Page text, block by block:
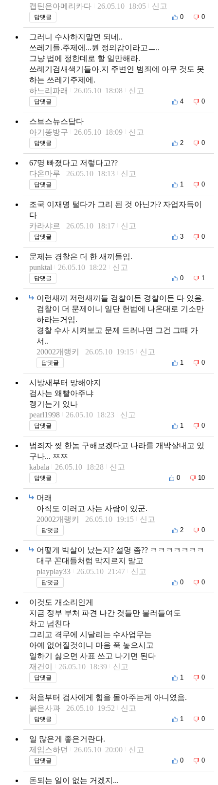
캡틴은아메리카다 26.05.10 18:05 신고
답댓글 0 0
그러니 수사하지말면 되네..
쓰레기들.주제에...뭔 정의감이라고ㅡ..
그냥 법에 정한데로 할 일만해라.
쓰레기검새색기들아.지 주변인 범죄에 아무 것도 못
하는 쓰레기주제에.
하느리파래
26.05.10 18:08 신고
답댓글 4 0
스브스뉴스답다
아기똥방구
26.05.10 18:09 신고
답댓글 2 0
67명 빠졌다고 저렇다고??
다온마루
26.05.10 18:13 신고
답댓글 1 0
조국 이재명 털다가 그리 된 것 아닌가? 자업자득이
다
카라샤르
26.05.10 18:17 신고
답댓글 3 0
문제는 경찰은 더 한 새끼들임.
punktal
26.05.10 18:22 신고
답댓글 0 1
이런새끼 저런새끼들 검찰이든 경찰이든 다 있음.
검찰이 더 문제이니 일단 헌법에 나온대로 기소만
하라는거임.
경찰 수사 시켜보고 문제 드러나면 그건 그때 가
서..
20002개랭키
26.05.10 19:15 신고
답댓글 1 0
시방새부터 망해야지
검사는 왜빨아주냐
켕기는거 있나
pearl1998
26.05.10 18:23 신고
답댓글 1 0
범죄자 찢 한놈 구해보겠다고 나라를 개박살내고 있
구나... ㅉㅉ
kabala
26.05.10 18:28 신고
답댓글 0 10
머래
아직도 이러고 사는 사람이 있군.
20002개랭키
26.05.10 19:15 신고
답댓글 2 0
어떻게 박살이 났는지? 설명 좀?? ㅋㅋㅋㅋㅋㅋㅋ
대구 꼰대들처럼 막지르지 말고
playplay33
26.05.10 21:47 신고
답댓글 0 0
이것도 개소리인게
지금 정부 부처 파견 나간 것들만 불러들여도
차고 넘친다
그리고 격무에 시달리는 수사업무는
아예 없어질것이니 마음 푹 놓으시고
일하기 싫으면 사표 쓰고 나기면 된다
재건이
26.05.10 18:39 신고
답댓글 1 0
처음부터 검사에게 힘을 몰아주는게 아니였음.
붉은사과
26.05.10 19:52 신고
답댓글 1 0
일 많은게 좋은거란다.
제임스하던
26.05.10 20:00 신고
답댓글 0 0
돈되는 일이 없는 거겠지...